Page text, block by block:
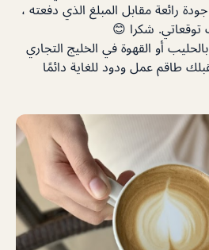
رائعة مقابل المبلغ الذي دفعته ،
توقعاتي. شكرا 😊
أو القهوة في الخليج التجاري
طاقم عمل ودود للغاية دائمًا